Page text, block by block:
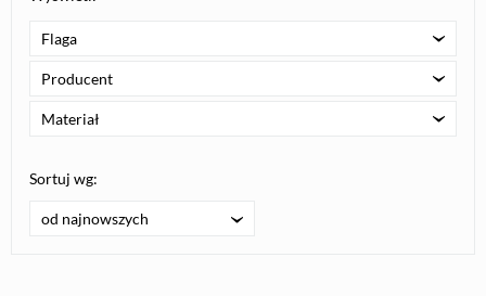
Flaga
Producent
Materiał
Sortuj wg:
od najnowszych